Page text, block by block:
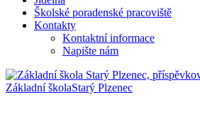
Školské poradenské pracoviště
Kontakty
Kontaktní informace
Napište nám
Základní školaStarý Plzenec